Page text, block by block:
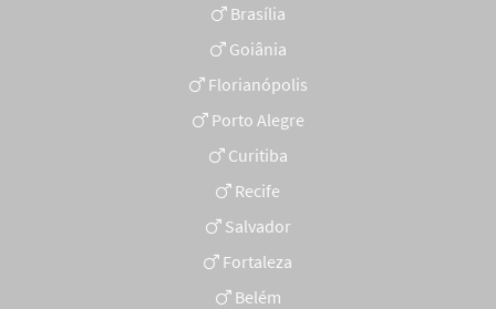
Brasília
Goiânia
Florianópolis
Porto Alegre
Curitiba
Recife
Salvador
Fortaleza
Belém